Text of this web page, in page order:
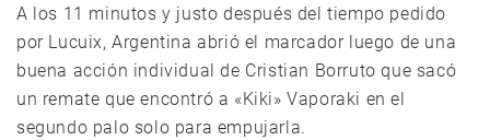
A los 11 minutos y justo después del tiempo pedido
por Lucuix, Argentina abrió el marcador luego de una
buena acción individual de Cristian Borruto que sacó
un remate que encontró a «Kiki» Vaporaki en el
segundo palo solo para empujarla.